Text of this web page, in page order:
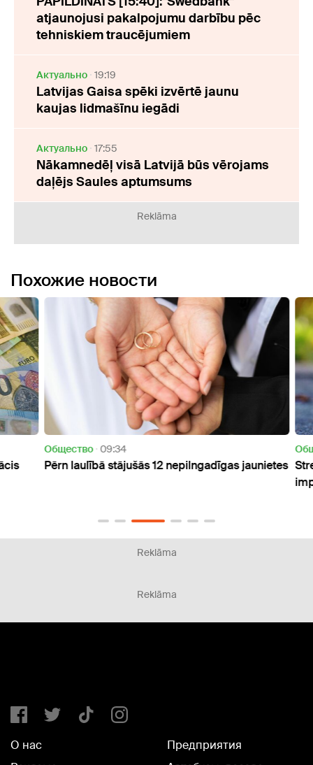
atjaunojusi pakalpojumu darbību pēc
tehniskiem traucējumiem
Актуально 19:19
Latvijas Gaisa spēki izvērtē jaunu
kaujas lidmašīnu iegādi
Актуально 17:55
Nākamnedēļ visā Latvijā būs vērojams
daļējs Saules aptumsums
Reklāma
Похожие новости
Oбщество 09:34
Pērn laulībā stājušās 12 nepilngadīgas jaunietes
Reklāma
Reklāma
О нас
Предприятия